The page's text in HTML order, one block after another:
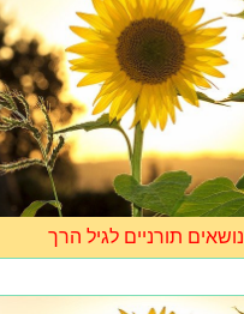
נושאים תורניים לגיל הרך